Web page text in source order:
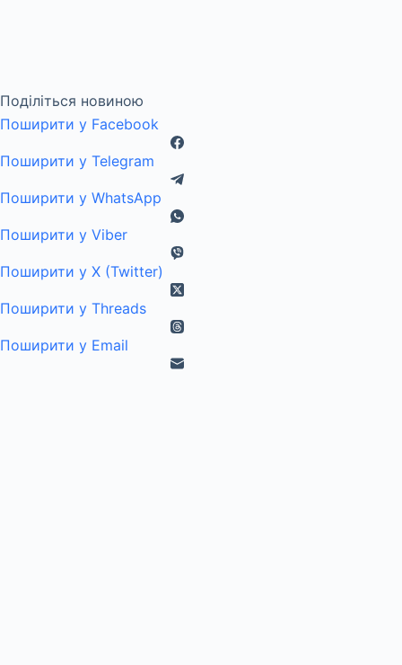
Поділіться новиною
Поширити у Facebook
Поширити у Telegram
Поширити у WhatsApp
Поширити у Viber
Поширити у X (Twitter)
Поширити у Threads
Поширити у Email